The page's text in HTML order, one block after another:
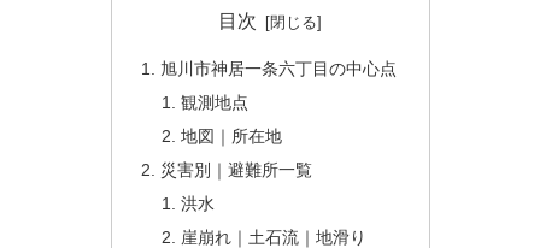
目次
旭川市神居一条六丁目の中心点
観測地点
地図｜所在地
災害別｜避難所一覧
洪水
崖崩れ｜土石流｜地滑り